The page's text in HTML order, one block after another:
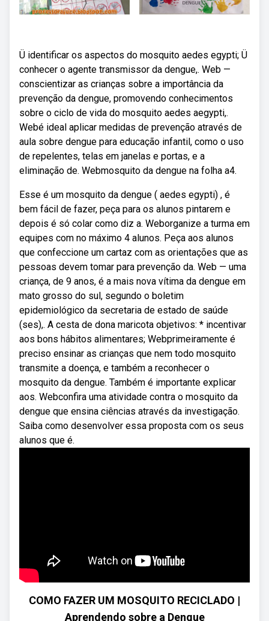
Ü identificar os aspectos do mosquito aedes egypti; Ü
conhecer o agente transmissor da dengue,. Web —
conscientizar as crianças sobre a importância da
prevenção da dengue, promovendo conhecimentos
sobre o ciclo de vida do mosquito aedes aegypti,.
Webé ideal aplicar medidas de prevenção através de
aula sobre dengue para educação infantil, como o uso
de repelentes, telas em janelas e portas, e a
eliminação de. Webmosquito da dengue na folha a4.
Esse é um mosquito da dengue ( aedes egypti) , é
bem fácil de fazer, peça para os alunos pintarem e
depois é só colar como diz a. Weborganize a turma em
equipes com no máximo 4 alunos. Peça aos alunos
que confeccione um cartaz com as orientações que as
pessoas devem tomar para prevenção da. Web — uma
criança, de 9 anos, é a mais nova vítima da dengue em
mato grosso do sul, segundo o boletim
epidemiológico da secretaria de estado de saúde
(ses),. A cesta de dona maricota objetivos: * incentivar
aos bons hábitos alimentares; Webprimeiramente é
preciso ensinar as crianças que nem todo mosquito
transmite a doença, e também a reconhecer o
mosquito da dengue. Também é importante explicar
aos. Webconfira uma atividade contra o mosquito da
dengue que ensina ciências através da investigação.
Saiba como desenvolver essa proposta com os seus
alunos que é.
COMO FAZER UM MOSQUITO RECICLADO |
Aprendendo sobre a Dengue